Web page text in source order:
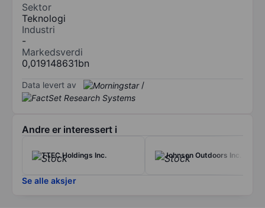
Sektor
Teknologi
Industri
-
Markedsverdi
0,019148631bn
Data levert av /
Andre er interessert i
TTEC Holdings Inc. Johnson Outdoors Inc.
Se alle aksjer